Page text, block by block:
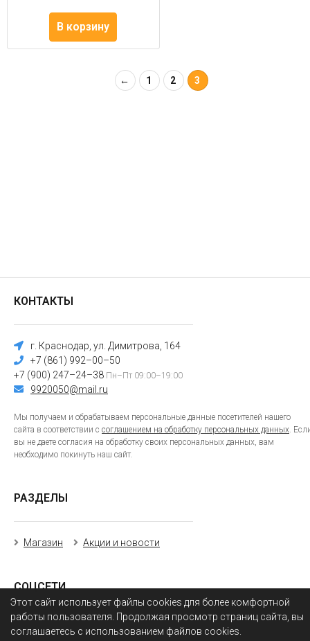
Этот сайт использует файлы cookies для более комфортной
работы пользователя. Продолжая просмотр страниц сайта, вы
соглашаетесь с использованием файлов cookies.
В корзину
← 1 2 3
КОНТАКТЫ
г. Краснодар, ул. Димитрова, 164
+7 (861) 992–00–50
+7 (900) 247–24–38 Пн–Пт 09:00–19:00
9920050@mail.ru
Мы получаем и обрабатываем персональные данные посетителей нашего
сайта в соответствии с соглашением на обработку персональных данных.
вы не даете согласия на обработку своих персональных данных, вам
необходимо покинуть наш сайт.
РАЗДЕЛЫ
Магазин Акции и новости
СОЦСЕТИ